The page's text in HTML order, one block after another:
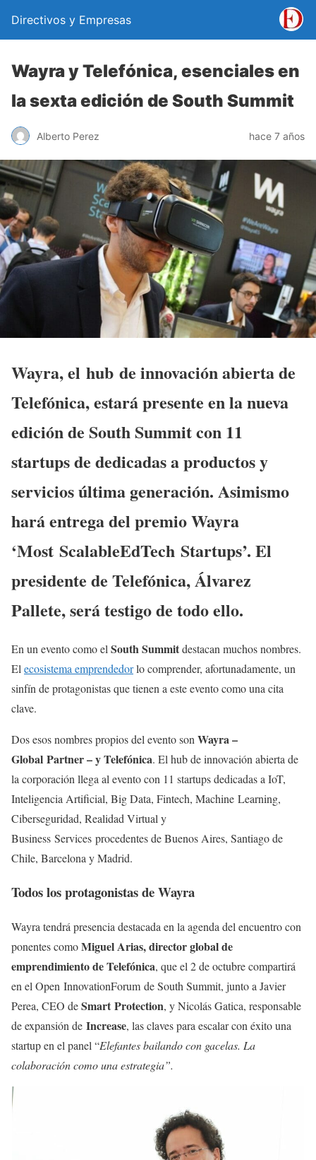
Directivos y Empresas
Wayra y Telefónica, esenciales en
la sexta edición de South Summit
Alberto Perez hace 7 años
Wayra, el hub de innovación abierta de
Telefónica, estará presente en la nueva
edición de South Summit con 11
startups de dedicadas a productos y
servicios última generación. Asimismo
hará entrega del premioWayra
‘Most ScalableEdTech Startups’. El
presidente de Telefónica, Álvarez
Pallete, será testigo de todo ello.
En un evento como el South Summitdestacan muchos nombres.
El ecosistema emprendedorlo comprender, afortunadamente, un
sinfín de protagonistas que tienen a este evento como una cita
clave.
Dos esos nombres propios del evento son Wayra –
Global Partner– y Telefónica. El hub de innovación abierta de
la corporación llega al evento con 11 startups dedicadas a IoT,
Inteligencia Artificial, Big Data, Fintech, Machine Learning,
Ciberseguridad, Realidad Virtual y
Business Services procedentes de Buenos Aires, Santiago de
Chile, Barcelona y Madrid.
Todos los protagonistas de Wayra
Wayra tendrá presencia destacada en la agenda del encuentro con
ponentes comoMiguel Arias, director global de
emprendimiento de Telefónica, que el 2 de octubre compartirá
en el Open InnovationForum de South Summit, junto a Javier
Perea, CEO deSmart Protection, y Nicolás Gatica, responsable
de expansión de Increase, las claves para escalar con éxito una
startup en el panel “Elefantes bailando con gacelas. La
colaboración como una estrategia”.